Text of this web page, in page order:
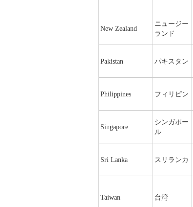
New Zealand
ニュージー
ランド
Pakistan パキスタン
Philippines フィリピン
Singapore
シンガポー
ル
Sri Lanka スリランカ
Taiwan 台湾